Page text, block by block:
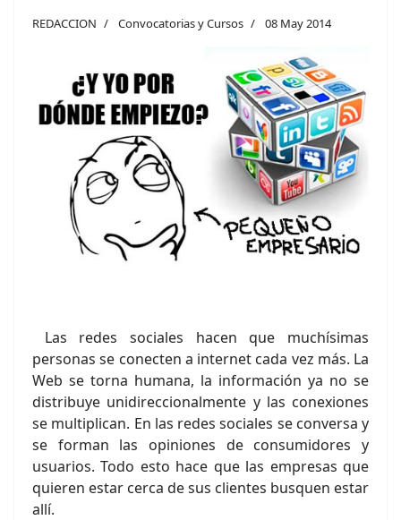
REDACCION Convocatorias y Cursos 08 May 2014
Las redes sociales hacen que muchísimas
personas se conecten a internet cada vez más. La
Web se torna humana, la información ya no se
distribuye unidireccionalmente y las conexiones
se multiplican. En las redes sociales se conversa y
se forman las opiniones de consumidores y
usuarios. Todo esto hace que las empresas que
quieren estar cerca de sus clientes busquen estar
allí.